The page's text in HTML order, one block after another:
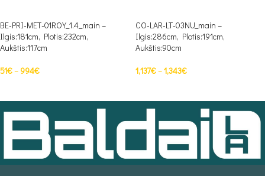
BE-PRI-MET-01ROY_1.4_main –
Ilgis:181cm, Plotis:232cm,
Aukštis:117cm
51€– 994€
CO-LAR-LT-03NU_main –
Ilgis:286cm, Plotis:191cm,
Aukštis:90cm
1,137€–1,343€